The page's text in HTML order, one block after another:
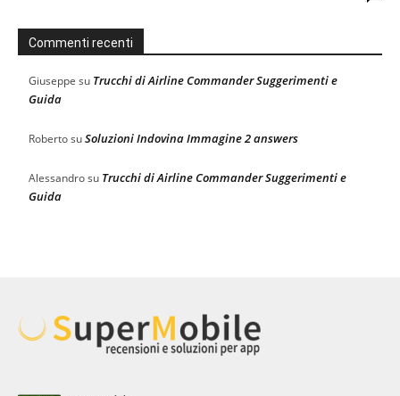
Commenti recenti
Giuseppe su Trucchi di Airline Commander Suggerimenti e
Guida
RobertosuSoluzioni Indovina Immagine 2 answers
Alessandrosu Trucchi di Airline Commander Suggerimenti e
Guida